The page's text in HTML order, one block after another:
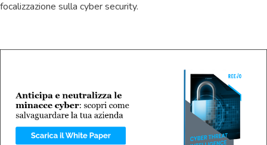
focalizzazione sulla cyber security.